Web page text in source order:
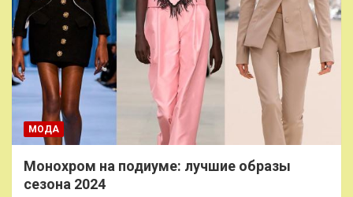
МОДА
Монохром на подиуме: лучшие образы
сезона 2024